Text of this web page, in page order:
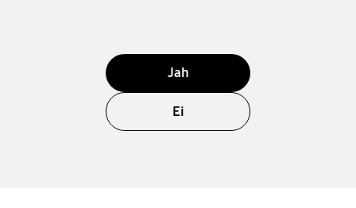
Jah
Ei